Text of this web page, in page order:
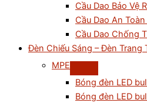
Cầu Dao Bảo Vệ
Cầu Dao An
Cầu Dao Chống
Đèn Chiếu Sáng – Đèn Trang
MPE
Bóng đèn LED
Bóng đèn LED